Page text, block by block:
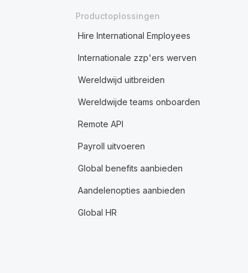
Productoplossingen
Hire International Employees
Internationale zzp'ers werven
Wereldwijd uitbreiden
Wereldwijde teams onboarden
Remote API
Payroll uitvoeren
Global benefits aanbieden
Aandelenopties aanbieden
Global HR